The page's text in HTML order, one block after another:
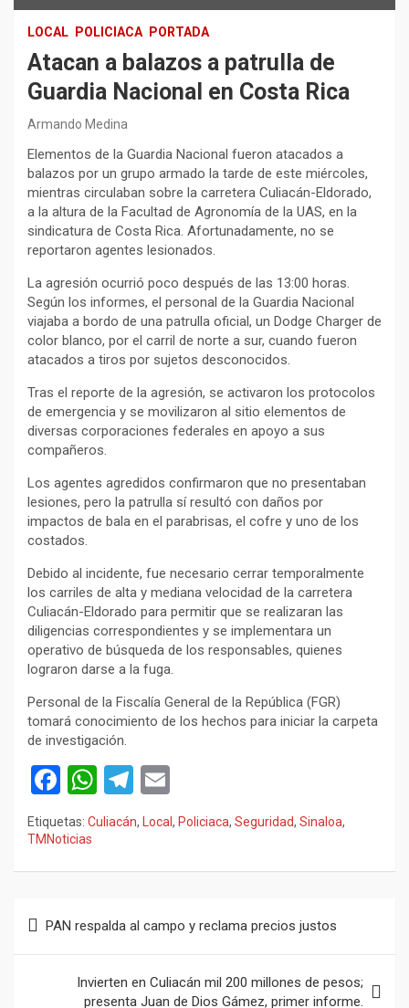
LOCAL POLICIACA PORTADA
Atacan a balazos a patrulla de
Guardia Nacional en Costa Rica
Armando Medina
Elementos de la Guardia Nacional fueron atacados a
balazos por un grupo armado la tarde de este miércoles,
mientras circulaban sobre la carretera Culiacán-Eldorado,
a la altura de la Facultad de Agronomía de la UAS, en la
sindicatura de Costa Rica. Afortunadamente, no se
reportaron agentes lesionados.
La agresión ocurrió poco después de las 13:00 horas.
Según los informes, el personal de la Guardia Nacional
viajaba a bordo de una patrulla oficial, un Dodge Charger de
color blanco, por el carril de norte a sur, cuando fueron
atacados a tiros por sujetos desconocidos.
Tras el reporte de la agresión, se activaron los protocolos
de emergencia y se movilizaron al sitio elementos de
diversas corporaciones federales en apoyo a sus
compañeros.
Los agentes agredidos confirmaron que no presentaban
lesiones, pero la patrulla sí resultó con daños por
impactos de bala en el parabrisas, el cofre y uno de los
costados.
Debido al incidente, fue necesario cerrar temporalmente
los carriles de alta y mediana velocidad de la carretera
Culiacán-Eldorado para permitir que se realizaran las
diligencias correspondientes y se implementara un
operativo de búsqueda de los responsables, quienes
lograron darse a la fuga.
Personal de la Fiscalía General de la República (FGR)
tomará conocimiento de los hechos para iniciar la carpeta
de investigación.
F
a
ce
b
o
k
W
h
at
s
p
p
T
el
e
gr
m
m
ail
Etiquetas: Culiacán, Local , Policiaca, Seguridad, Sinaloa,
TMNoticias
PAN respalda al campo y reclama precios justos
Invierten en Culiacán mil 200 millones de pesos;
presenta Juan de Dios Gámez, primer informe.